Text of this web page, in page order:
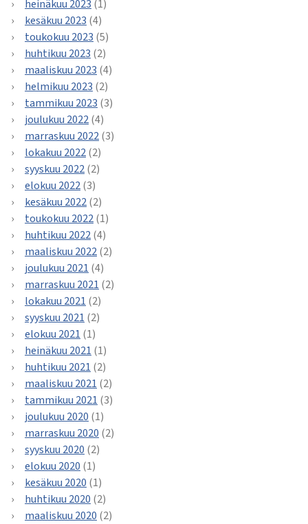
heinäkuu 2023 (1)
kesäkuu 2023 (4)
toukokuu 2023 (5)
huhtikuu 2023 (2)
maaliskuu 2023 (4)
helmikuu 2023 (2)
tammikuu 2023 (3)
joulukuu 2022(4)
marraskuu 2022(3)
lokakuu 2022(2)
syyskuu 2022(2)
elokuu 2022(3)
kesäkuu 2022(2)
toukokuu 2022(1)
huhtikuu 2022(4)
maaliskuu 2022(2)
joulukuu 2021 (4)
marraskuu 2021 (2)
lokakuu 2021 (2)
syyskuu 2021 (2)
elokuu 2021 (1)
heinäkuu 2021 (1)
huhtikuu 2021 (2)
maaliskuu 2021 (2)
tammikuu 2021 (3)
joulukuu 2020 (1)
marraskuu 2020 (2)
syyskuu 2020 (2)
elokuu 2020 (1)
kesäkuu 2020 (1)
huhtikuu 2020 (2)
maaliskuu 2020 (2)